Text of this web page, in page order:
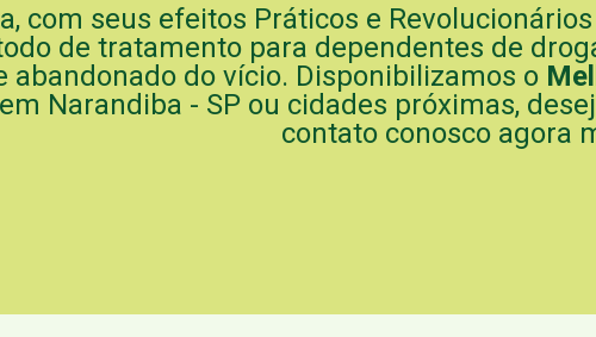
com seus efeitos Práticos e
de tratamento para dependentes de
abandonado do vício. Disponibilizamos o
Narandiba - SP ou cidades próximas,
contato conosco agora